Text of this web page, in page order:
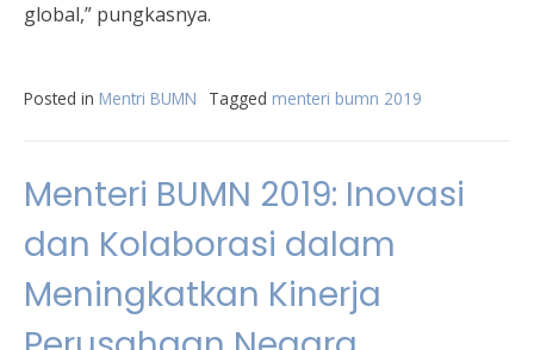
global,” pungkasnya.
Posted in Mentri BUMN Tagged menteri bumn 2019
Menteri BUMN 2019: Inovasi
dan Kolaborasi dalam
Meningkatkan Kinerja